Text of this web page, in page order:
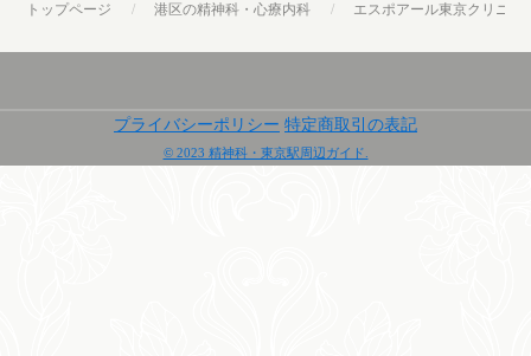
トップページ 港区の精神科・心療内科 エスポアール東京クリニッ
プライバシーポリシー 特定商取引の表記
© 2023 精神科・東京駅周辺ガイド.